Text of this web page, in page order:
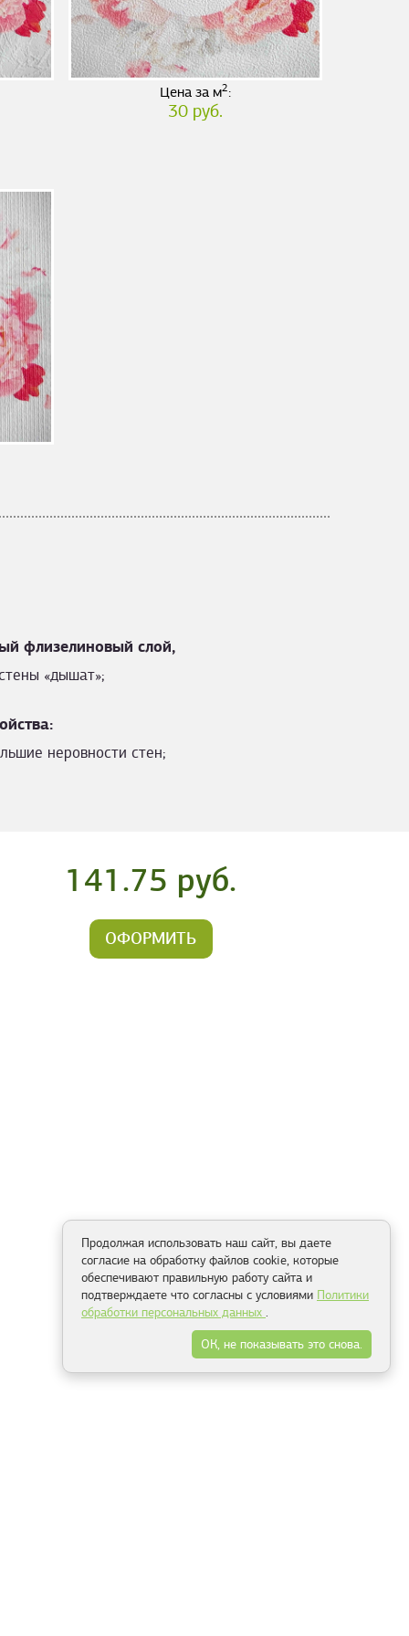
Цена за м2:
30 руб.
флизелиновый слой,
«дышат»;
неровности стен;
141.75 руб.
ОФОРМИТЬ
Продолжая использовать наш сайт, вы даете
согласие на обработку файлов cookie, которые
обеспечивают правильную работу сайта и
подтверждаете что согласны с условиями Политики
обработки персональных данных .
ОК, не показывать это снова.